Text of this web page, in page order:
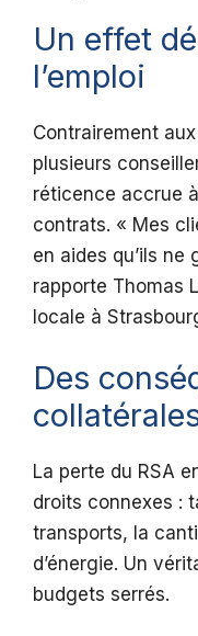
Un effet
l’emploi
Contrairement
plusieurs
réticence accrue
contrats. « Mes
en aides qu’ils ne
rapporte Thomas
locale à
Des
La perte du RSA
droits connexes :
transports, la
d’énergie. Un
budgets serrés.